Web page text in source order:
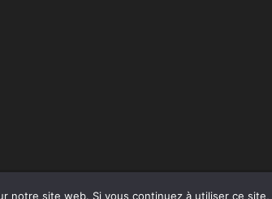
notre site web. Si vous continuez à utiliser ce